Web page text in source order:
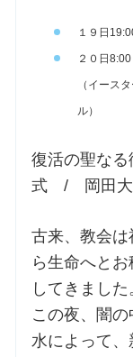
１９日
２０日
（イース
ル）
復活の聖な
式 / 岡田大
古来、教会
ら生命へと
してきました
この夜、闇
水によって